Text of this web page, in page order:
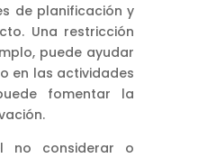
de planificación y
Una restricción
puede ayudar
en las actividades
fomentar la
no considerar o